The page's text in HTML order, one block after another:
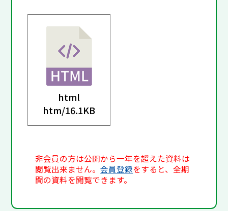
html
htm/16.1KB
非会員の方は公開から一年を超えた資料は
閲覧出来ません。会員登録をすると、全期
間の資料を閲覧できます。